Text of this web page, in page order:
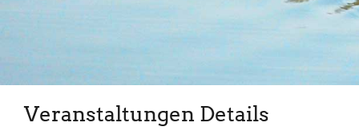
Veranstaltungen Details